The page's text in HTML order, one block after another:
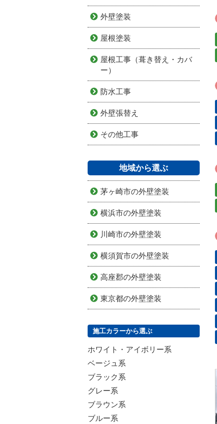
外壁塗装
屋根塗装
屋根工事（葺き替え・カバ
ー）
防水工事
外壁張替え
その他工事
地域から選ぶ
茅ヶ崎市の外壁塗装
横浜市の外壁塗装
川崎市の外壁塗装
横須賀市の外壁塗装
高座郡の外壁塗装
東京都の外壁塗装
施工カラーから選ぶ
ホワイト・アイボリー系
ベージュ系
ブラック系
グレー系
ブラウン系
ブルー系